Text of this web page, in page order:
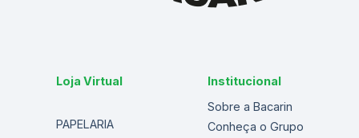
Loja Virtual
PAPELARIA
Institucional
Sobre a Bacarin
Conheça o Grupo